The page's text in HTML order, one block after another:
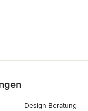
Design-Beratung